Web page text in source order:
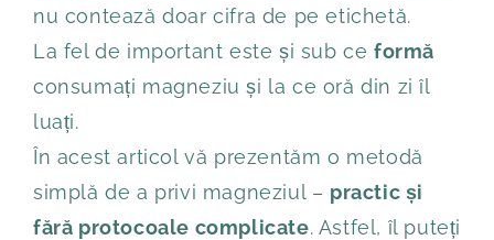
nu contează doar cifra de pe etichetă.
La fel de important este și sub ce formă
consumați magneziu și la ce oră din zi îl
luați.
În acest articol vă prezentăm o metodă
simplă de a privi magneziul – practic și
fără protocoale complicate. Astfel, îl puteți